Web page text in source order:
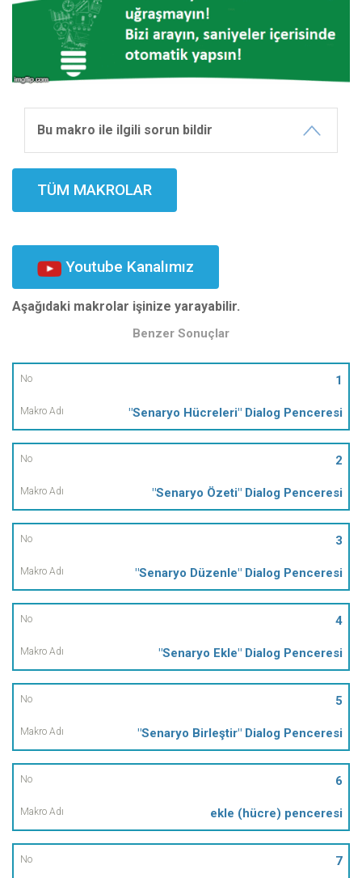
Bu makro ile ilgili sorun bildir
TÜM MAKROLAR
Youtube Kanalımız
Aşağıdaki makrolar işinize yarayabilir.
Benzer Sonuçlar
No
Makro
Adı
1
"Senaryo Hücreleri" Dialog Penceresi
2
"Senaryo Özeti" Dialog Penceresi
3
"Senaryo Düzenle" Dialog Penceresi
4
"Senaryo Ekle" Dialog Penceresi
5
"Senaryo Birleştir" Dialog Penceresi
6
ekle (hücre) penceresi
7